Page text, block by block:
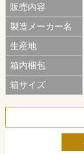
販売内容
製造メーカー名
生産地
箱内梱包
箱サイズ